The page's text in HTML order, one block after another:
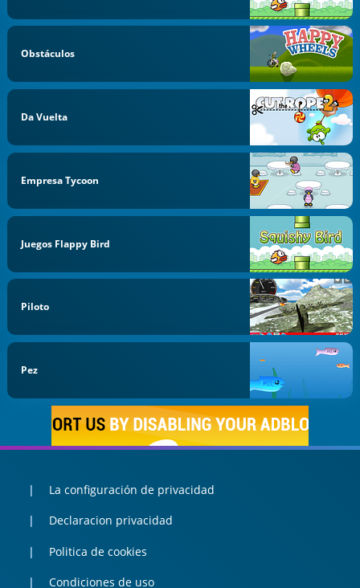
Obstáculos
Da Vuelta
Empresa Tycoon
Juegos Flappy Bird
Piloto
Pez
La configuración de privacidad
Declaracion privacidad
Politica de cookies
Condiciones de uso